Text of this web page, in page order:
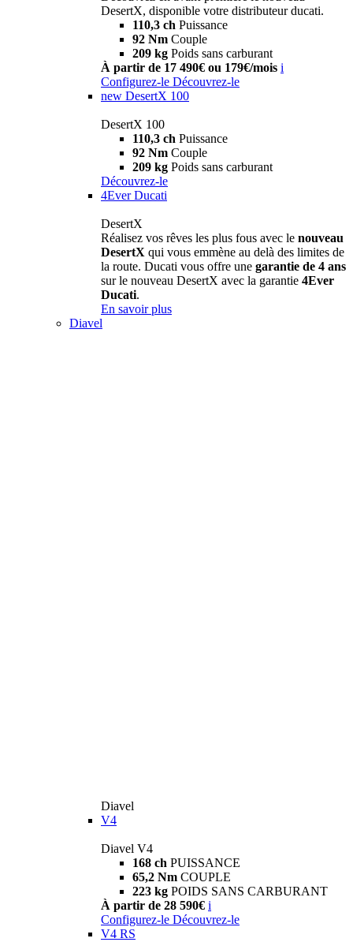
DesertX, disponible votre distributeur ducati.
110,3 ch Puissance
92 Nm Couple
209 kg Poids sans carburant
À partir de 17 490€ ou 179€/mois i
Configurez-le Découvrez-le
new DesertX 100
DesertX 100
110,3 ch Puissance
92 Nm Couple
209 kg Poids sans carburant
Découvrez-le
4Ever Ducati
DesertX
Réalisez vos rêves les plus fous avec le nouveau
DesertX qui vous emmène au delà des limites de
la route. Ducati vous offre une garantie de 4 ans
sur le nouveau DesertX avec la garantie 4Ever
Ducati.
En savoir plus
Diavel
Diavel
V4
Diavel V4
168 ch PUISSANCE
65,2 Nm COUPLE
223 kg POIDS SANS CARBURANT
À partir de 28 590€ i
Configurez-le Découvrez-le
V4 RS